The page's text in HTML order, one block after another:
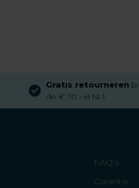
Gratis retourneren
de € 20,- in NL)
FAQ's
Garantie